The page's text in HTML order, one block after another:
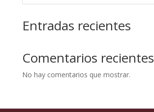
Entradas recientes
Comentarios recientes
No hay comentarios que mostrar.